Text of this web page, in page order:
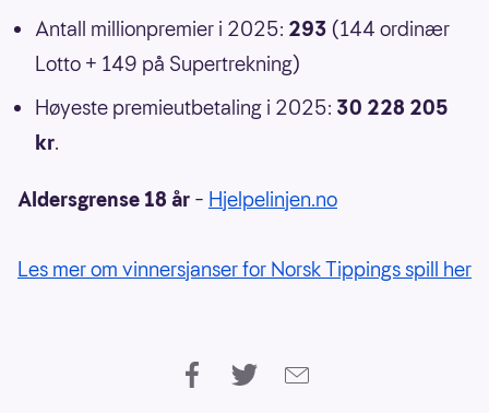
Antall millionpremier i 2025: 293 (144 ordinær
Lotto + 149 på Supertrekning)
Høyeste premieutbetaling i 2025: 30 228 205
kr.
Aldersgrense 18 år – Hjelpelinjen.no
Les mer om vinnersjanser for Norsk Tippings spill her